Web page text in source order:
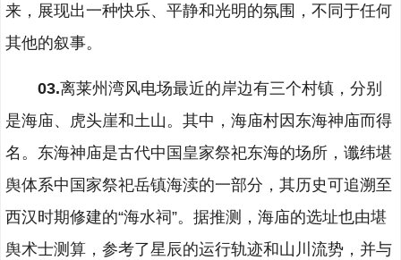
来，展现出一种快乐、平静和光明的氛围，不同于任何
其他的叙事。
03.离莱州湾风电场最近的岸边有三个村镇，分别
是海庙、虎头崖和土山。其中，海庙村因东海神庙而得
名。东海神庙是古代中国皇家祭祀东海的场所，谶纬堪
舆体系中国家祭祀岳镇海渎的一部分，其历史可追溯至
西汉时期修建的“海水祠”。据推测，海庙的选址也由堪
舆术士测算，参考了星辰的运行轨迹和山川流势，并与